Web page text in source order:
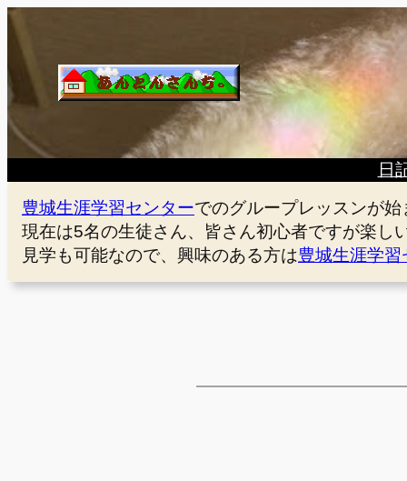
内
容
ス
キ
ッ
プ
日
豊城生涯学習センターでのグループレッスンが
現在は5名の生徒さん、皆さん初心者ですが楽し
見学も可能なので、興味のある方は豊城生涯学習